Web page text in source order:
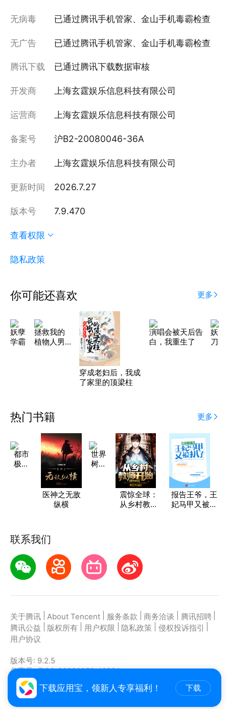
无病毒 已通过腾讯手机管家、金山手机毒霸检查
无广告 已通过腾讯手机管家、金山手机毒霸检查
腾讯下载 已通过腾讯下载数据审核
开发商 上海玄霆娱乐信息科技有限公司
运营商 上海玄霆娱乐信息科技有限公司
备案号 沪B2-20080046-36A
主办者 上海玄霆娱乐信息科技有限公司
更新时间 2026.7.27
版本号 7.9.470
查看权限
隐私政策
下载应用宝，领新人专享福利！ 下载
你可能还喜欢 更多
妖孽
学霸
拯救我的
植物人男
穿成老妇后，我成
了家里的顶梁柱
演唱会被天后告
白，我重生了
妖
刀
热门书籍 更多
都市
极品
医神之无敌
纵横
世界
树之
震惊全球：
从乡村教师
报告王爷，王
妃马甲又被扒
联系我们
关于腾讯 About Tencent 服务条款 商务洽谈 腾讯招聘
腾讯公益
版权所有 用户权限 隐私政策 侵权投诉指引
用户协议
版本号: 9.2.5
备案号: 粤B2-20090059-1623A
主办者: 深圳市腾讯计算机系统有限公司
Copyright ©2021-2026 Tencent. All Rights Reserved